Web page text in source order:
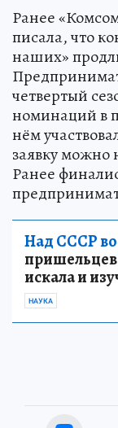
Ранее
писала, что
наших»
четвертый
номинаций в
нём
заявку
Ранее
Над СССР
искала и
НАУКА